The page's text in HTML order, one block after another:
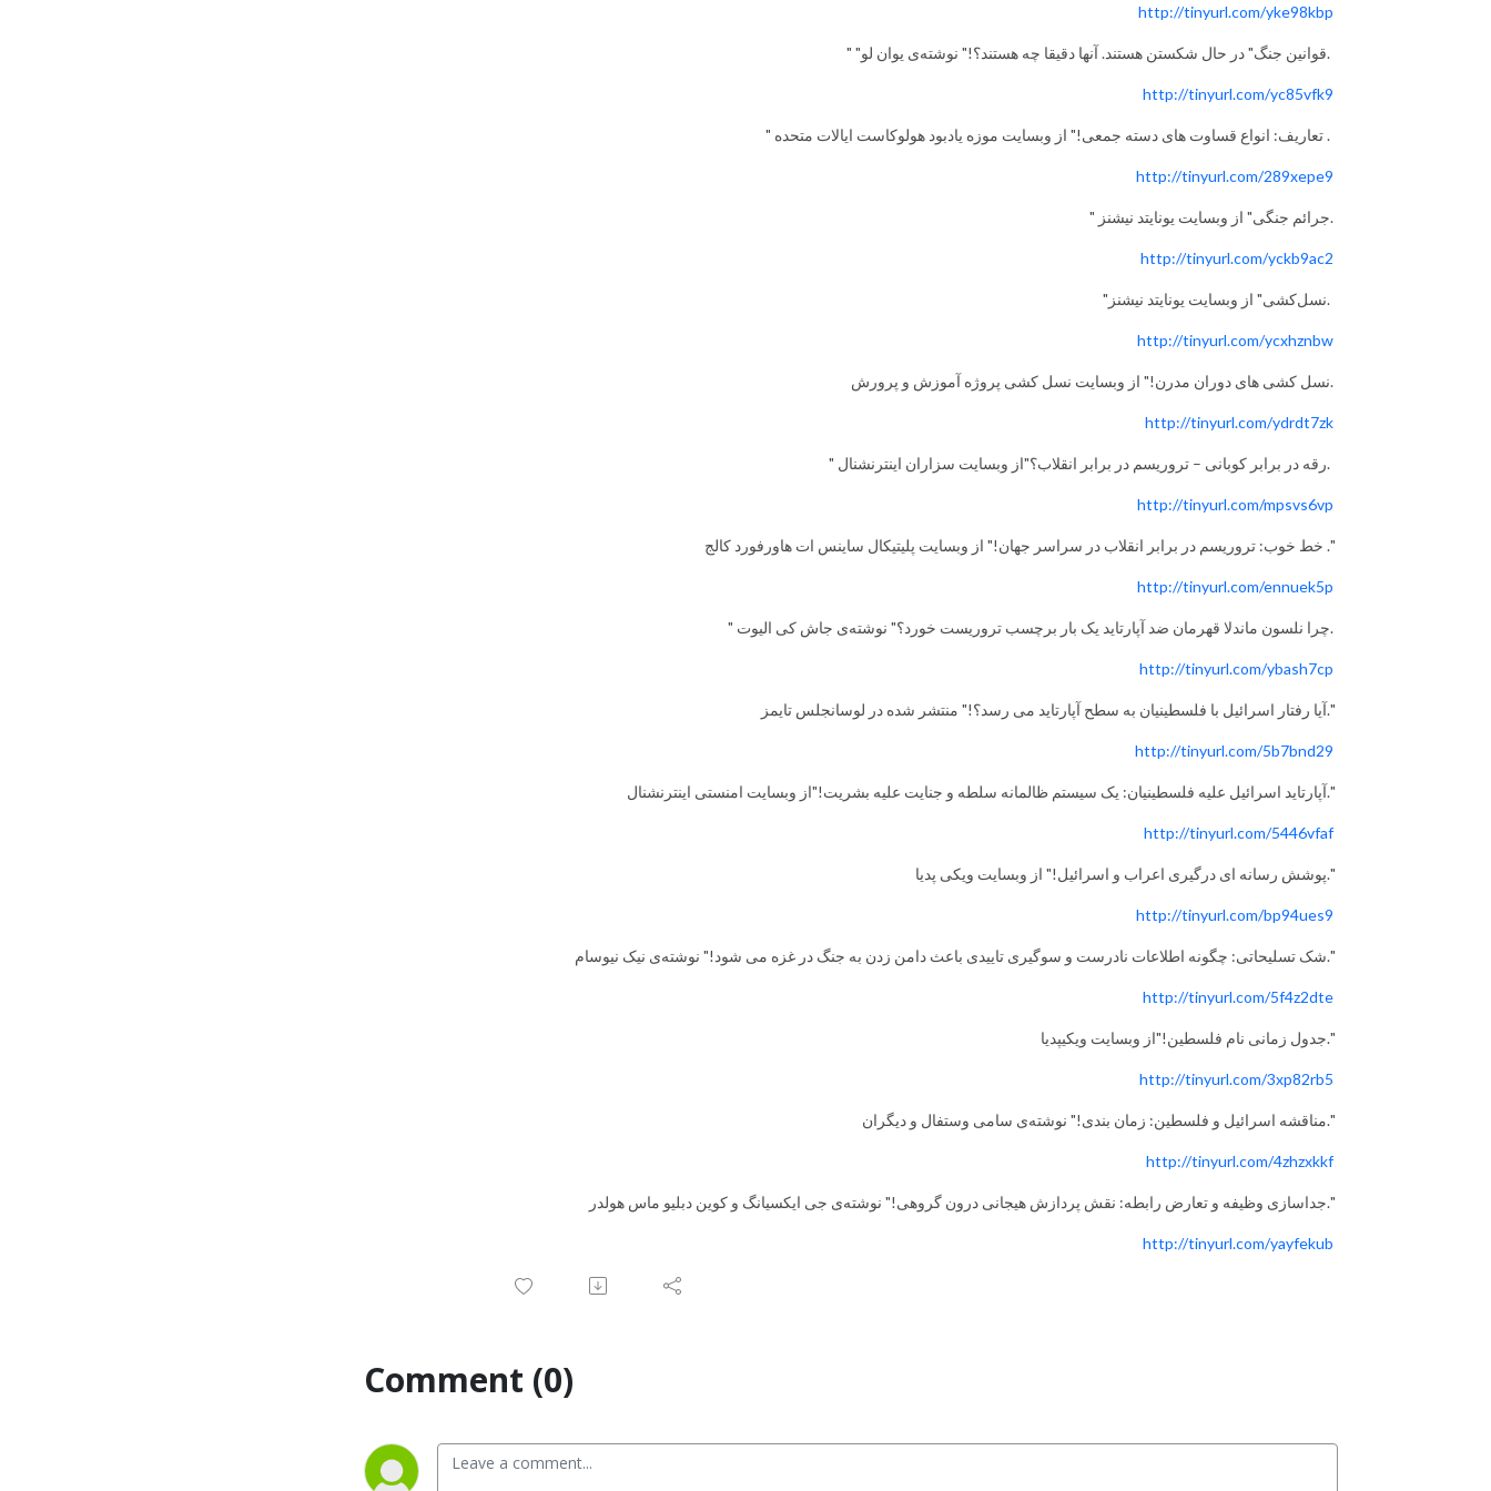
http://tinyurl.com/yke98kbp
" "قوانین جنگ" در حال شکستن هستند. آنها دقیقا چه هستند؟!" نوشته‌ی یوان لو.
http://tinyurl.com/yc85vfk9
" تعاریف: انواع قساوت های دسته جمعی!" از وبسایت موزه یادبود هولوکاست ایالات متحده .
http://tinyurl.com/289xepe9
" جرائم جنگی" از وبسایت یونایتد نیشنز.
http://tinyurl.com/yckb9ac2
"نسل‌کشی" از وبسایت یونایتد نیشنز.
http://tinyurl.com/ycxhznbw
نسل کشی های دوران مدرن!" از وبسایت نسل کشی پروژه آموزش و پرورش.
http://tinyurl.com/ydrdt7zk
" رقه در برابر کوبانی – تروریسم در برابر انقلاب؟"از وبسایت سزاران اینترنشنال.
http://tinyurl.com/mpsvs6vp
خط خوب: تروریسم در برابر انقلاب در سراسر جهان!" از وبسایت پلیتیکال ساینس ات هاورفورد کالج ."
http://tinyurl.com/ennuek5p
" چرا نلسون ماندلا قهرمان ضد آپارتاید یک بار برچسب تروریست خورد؟" نوشته‌ی جاش کی الیوت.
http://tinyurl.com/ybash7cp
آیا رفتار اسرائیل با فلسطینیان به سطح آپارتاید می رسد؟!" منتشر شده در لوسانجلس تایمز."
http://tinyurl.com/5b7bnd29
آپارتاید اسرائیل علیه فلسطینیان: یک سیستم ظالمانه سلطه و جنایت علیه بشریت!"از وبسایت امنستی اینترنشنال."
http://tinyurl.com/5446vfaf
پوشش رسانه ای درگیری اعراب و اسرائیل!" از وبسایت ویکی پدیا."
http://tinyurl.com/bp94ues9
شک تسلیحاتی: چگونه اطلاعات نادرست و سوگیری تاییدی باعث دامن زدن به جنگ در غزه می شود!" نوشته‌ی نیک نیوسام."
http://tinyurl.com/5f4z2dte
جدول زمانی نام فلسطین!"از وبسایت ویکیپدیا."
http://tinyurl.com/3xp82rb5
مناقشه اسرائیل و فلسطین: زمان بندی!" نوشته‌ی سامی وستفال و دیگران."
http://tinyurl.com/4zhzxkkf
جداسازی وظیفه و تعارض رابطه: نقش پردازش هیجانی درون گروهی!" نوشته‌ی جی ایکسیانگ و کوین دبلیو ماس هولدر."
http://tinyurl.com/yayfekub
Comment (0)